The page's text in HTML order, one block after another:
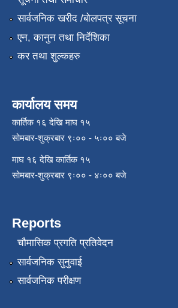
सार्वजनिक खरीद /बोलपत्र सूचना
एन, कानुन तथा निर्देशिका
कर तथा शुल्कहरु
कार्यालय समय
कार्तिक १६ देखि माघ १५
सोमबार-शुक्रबार ९ः०० - ५ः०० बजे
माघ १६ देखि कार्तिक १५
सोमबार-शुक्रबार ९ः०० - ४ः०० बजे
Reports
चौमासिक प्रगति प्रतिवेदन
सार्वजनिक सुनुवाई
सार्वजनिक परीक्षण